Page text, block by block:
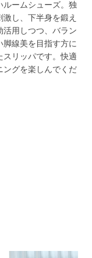
ルームシューズ。独
し、下半身を鍛え
活用しつつ、バラン
脚線美を目指す方に
スリッパです。快適
ングを楽しんでくだ